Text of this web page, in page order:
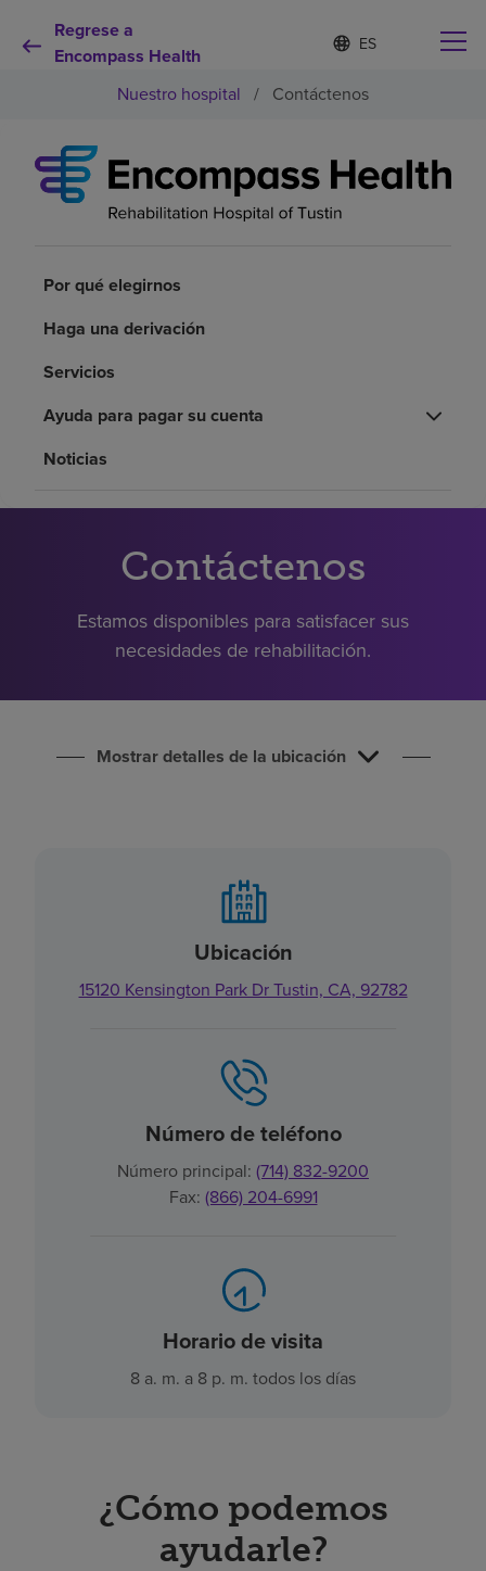
Regrese a
Encompass Health
Lista
de
contraída
d
o
s
e
e
Por qué debe elegirnos
Recursos de salud
Pagar mi factura
Nuestro hospital / Contáctenos
Por qué elegirnos
Haga una derivación
Servicios
Ayuda para pagar su cuenta
Noticias
Contáctenos
Estamos disponibles para satisfacer sus
necesidades de rehabilitación.
Mostrar detalles de la ubicación
Ubicación
15120 Kensington Park Dr Tustin, CA, 92782
Número de teléfono
Número principal: (714) 832-9200
Fax: (866) 204-6991
Horario de visita
8 a. m. a 8 p. m. todos los días
¿Cómo podemos
ayudarle?